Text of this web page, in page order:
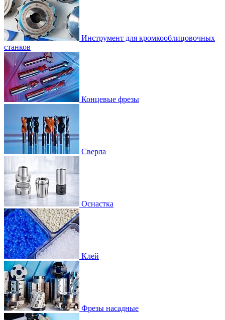
Инструмент для кромкооблицовочных
станков
Концевые фрезы
Сверла
Оснастка
Клей
Фрезы насадные